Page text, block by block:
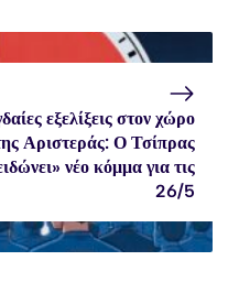
εξελίξεις στον χώρο
Αριστεράς: Ο Τσίπρας
νέο κόμμα για τις
26/5